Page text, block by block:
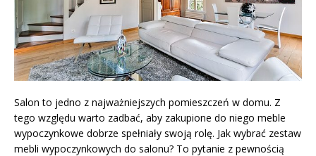
Salon to jedno z najważniejszych pomieszczeń w domu. Z
tego względu warto zadbać, aby zakupione do niego meble
wypoczynkowe dobrze spełniały swoją rolę. Jak wybrać zestaw
mebli wypoczynkowych do salonu? To pytanie z pewnością